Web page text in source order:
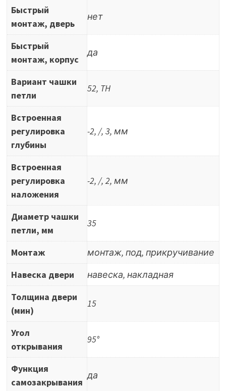
Быстрый
монтаж, дверь
нет
Быстрый
монтаж, корпус
да
Вариант чашки
петли
52, TH
Встроенная
регулировка
глубины
-2, /, 3, мм
Встроенная
регулировка
наложения
-2, /, 2, мм
Диаметр чашки
петли, мм
35
Монтаж
монтаж, под, прикручивание
Навеска двери
навеска, накладная
Толщина двери
(мин)
15
Угол
открывания
95°
Функция
самозакрывания
да